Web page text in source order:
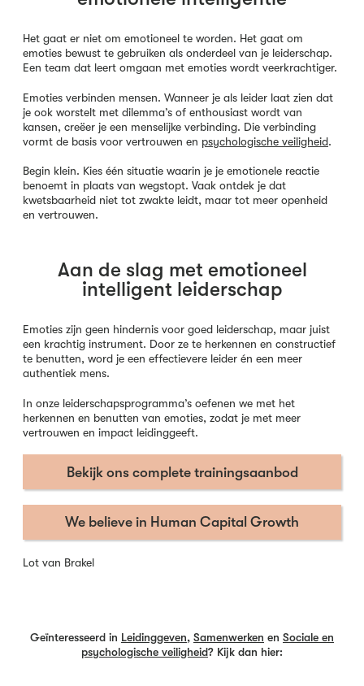
Het gaat er niet om emotioneel te worden. Het gaat om
emoties bewust te gebruiken als onderdeel van je leiderschap.
Een team dat leert omgaan met emoties wordt veerkrachtiger.
Emoties verbinden mensen. Wanneer je als leider laat zien dat
je ook worstelt met dilemma’s of enthousiast wordt van
kansen, creëer je een menselijke verbinding. Die verbinding
vormt de basis voor vertrouwen en psychologische veiligheid.
Begin klein. Kies één situatie waarin je je emotionele reactie
benoemt in plaats van wegstopt. Vaak ontdek je dat
kwetsbaarheid niet tot zwakte leidt, maar tot meer openheid
en vertrouwen.
Aan de slag met emotioneel
intelligent leiderschap
Emoties zijn geen hindernis voor goed leiderschap, maar juist
een krachtig instrument. Door ze te herkennen en constructief
te benutten, word je een effectievere leider én een meer
authentiek mens.
In onze leiderschapsprogramma’s oefenen we met het
herkennen en benutten van emoties, zodat je met meer
vertrouwen en impact leidinggeeft.
Bekijk ons complete trainingsaanbod
We believe in Human Capital Growth
Lot van Brakel
Geïnteresseerd in Leidinggeven, Samenwerken en Sociale en
psychologische veiligheid? Kijk dan hier: